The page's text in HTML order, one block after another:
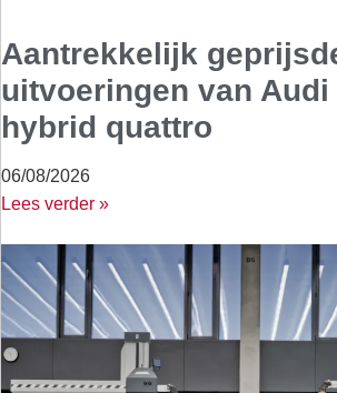
Aantrekkelijk
uitvoeringen van Audi
hybrid quattro
06/08/2026
Lees verder »